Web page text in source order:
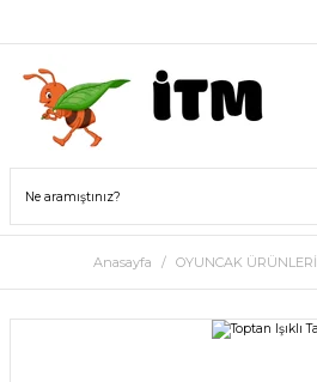
Anasayfa OYUNCAK ÜRÜNLERİ